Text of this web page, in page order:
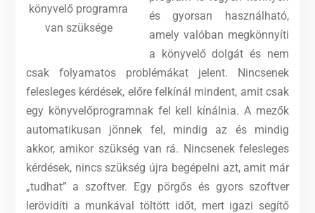
könyvelő programra
van szüksége
és gyorsan használható,
amely valóban megkönnyíti
a könyvelő dolgát és nem
csak folyamatos problémákat jelent. Nincsenek
felesleges kérdések, előre felkínál mindent, amit csak
egy könyvelőprogramnak fel kell kínálnia. A mezők
automatikusan jönnek fel, mindig az és mindig
akkor, amikor szükség van rá. Nincsenek felesleges
kérdések, nincs szükség újra begépelni azt, amit már
„tudhat” a szoftver. Egy pörgős és gyors szoftver
lerövidíti a munkával töltött időt, mert igazi segítő